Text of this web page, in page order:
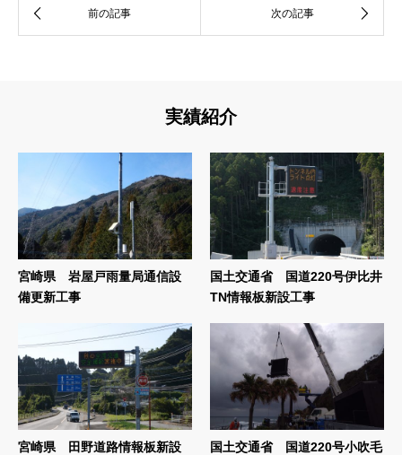
実績紹介
宮崎県 岩屋戸雨量局通信設
備更新工事
国土交通省 国道220号伊比井
TN情報板新設工事
宮崎県 田野道路情報板新設
国土交通省 国道220号小吹毛